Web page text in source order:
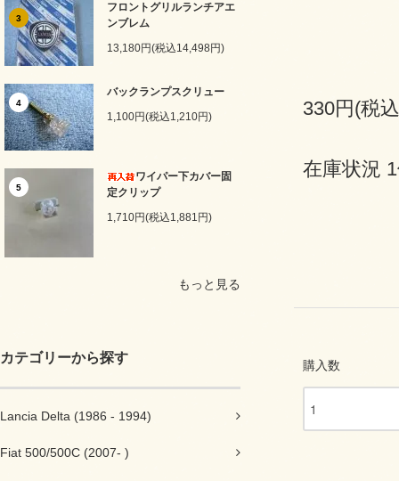
3
フロントグリルランチアエ
ンブレム
13,180円(税込14,498円)
4
バックランプスクリュー
1,100円(税込1,210円)
5
ワイパー下カバー固
定クリップ
1,710円(税込1,881円)
もっと見る
カテゴリーから探す
Lancia Delta (1986 - 1994)
Fiat 500/500C (2007- )
330円(税
在庫状況
購入数